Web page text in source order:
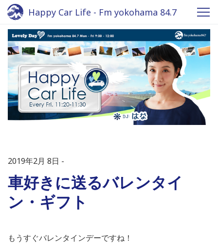
Happy Car Life - Fm yokohama 84.7
2019年2月 8日
車好きに送るバレンタイ
ン・ギフト
もうすぐバレンタインデーですね！